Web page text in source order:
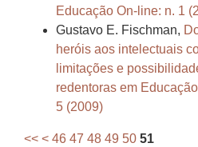
Educação On-line: n. 1
Gustavo E. Fischman,
heróis aos intelectuais
limitações e
redentoras em Educação
5 (2009)
<< < 46 47 48 49 50 51